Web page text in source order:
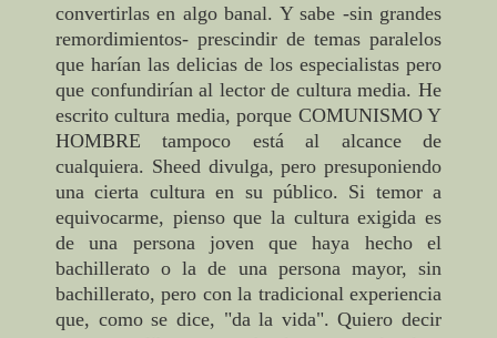
convertirlas en algo banal. Y sabe -sin grandes
remordimientos- prescindir de temas paralelos
que harían las delicias de los especialistas pero
que confundirían al lector de cultura media. He
escrito cultura media, porque COMUNISMO Y
HOMBRE tampoco está al alcance de
cualquiera. Sheed divulga, pero presuponiendo
una cierta cultura en su público. Si temor a
equivocarme, pienso que la cultura exigida es
de una persona joven que haya hecho el
bachillerato o la de una persona mayor, sin
bachillerato, pero con la tradicional experiencia
que, como se dice, "da la vida". Quiero decir